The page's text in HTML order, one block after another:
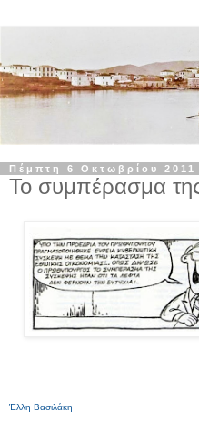
Πέμπτη 6 Οκτωβρίου 2011
Το συμπέρασμα
Έλλη Βασιλάκη